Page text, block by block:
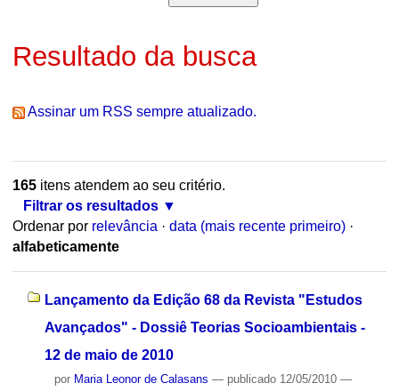
Resultado da busca
Assinar um RSS sempre atualizado.
165itens atendem ao seu critério.
Filtrar os resultados
Ordenar por relevância · data (mais recente primeiro) ·
alfabeticamente
Lançamento da Edição 68 da Revista "Estudos
Avançados" - Dossiê Teorias Socioambientais -
12 de maio de 2010
por Maria Leonor de Calasans — publicado12/05/2010 —